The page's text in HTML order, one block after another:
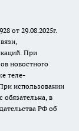
от 29.08.2025г.
При
новостного
теле-
использовании
обязательна, в
РФ об